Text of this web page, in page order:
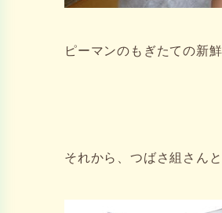
ピーマンのもぎたての新
それから、つばさ組さん